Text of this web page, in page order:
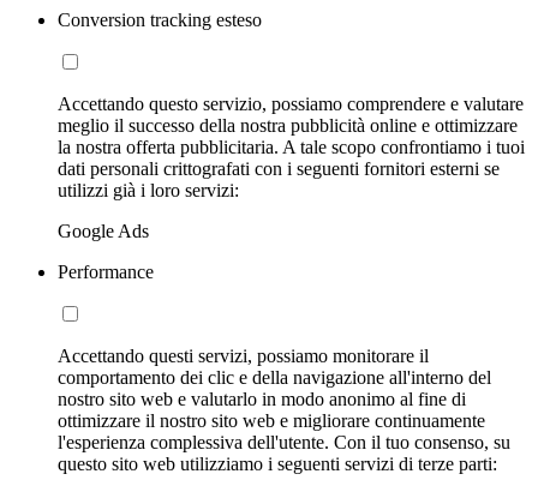
Conversion tracking esteso
Accettando questo servizio, possiamo comprendere e valutare
meglio il successo della nostra pubblicità online e ottimizzare
la nostra offerta pubblicitaria. A tale scopo confrontiamo i tuoi
dati personali crittografati con i seguenti fornitori esterni se
utilizzi già i loro servizi:
Google Ads
Performance
Accettando questi servizi, possiamo monitorare il
comportamento dei clic e della navigazione all'interno del
nostro sito web e valutarlo in modo anonimo al fine di
ottimizzare il nostro sito web e migliorare continuamente
l'esperienza complessiva dell'utente. Con il tuo consenso, su
questo sito web utilizziamo i seguenti servizi di terze parti: